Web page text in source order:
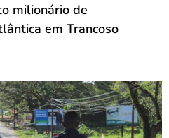
milionário de
em Trancoso